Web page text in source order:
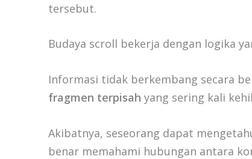
tersebut.
Budaya scroll bekerja dengan logika
Informasi tidak berkembang secara
fragmen terpisah yang sering kali
Akibatnya, seseorang dapat
benar memahami hubungan antara